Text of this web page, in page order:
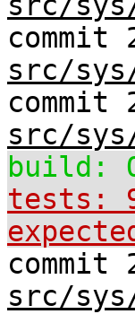
commit
src/
commit
src/
build:
tests:
commit
src/